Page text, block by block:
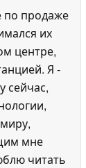
по продаже
их
центре,
Я -
сейчас,
мне
читать